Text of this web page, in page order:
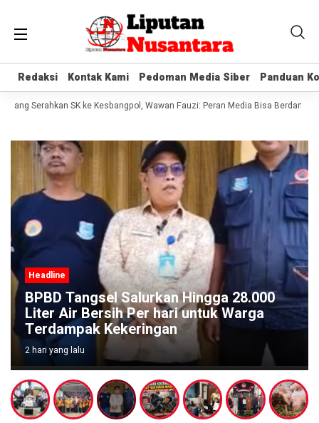
Redaksi Kontak Kami Pedoman Media Siber Panduan
Redaksi Kontak Kami Pedoman Media Siber Panduan
Serahkan SK ke Kesbangpol, Wawan Fauzi: Peran Media Bisa Berdampak
Headline
BPBD Tangsel Salurkan Hingga 28.000
Liter Air Bersih Per hari untuk Warga
Terdampak Kekeringan
2 hari yang lalu